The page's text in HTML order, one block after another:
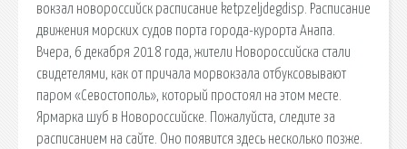
вокзал новороссийск расписание ketpzeljdegdisp. Расписание
движения морских судов порта города-курорта Анапа.
Вчера, 6 декабря 2018 года, жители Новороссийска стали
свидетелями, как от причала морвокзала отбуксовывают
паром «Севостополь», который простоял на этом месте.
Ярмарка шуб в Новороссийске. Пожалуйста, следите за
расписанием на сайте. Оно появится здесь несколько позже.